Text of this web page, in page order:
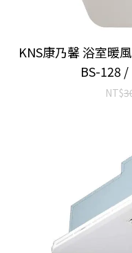
KNS康乃馨 浴室暖
BS-128
NT$